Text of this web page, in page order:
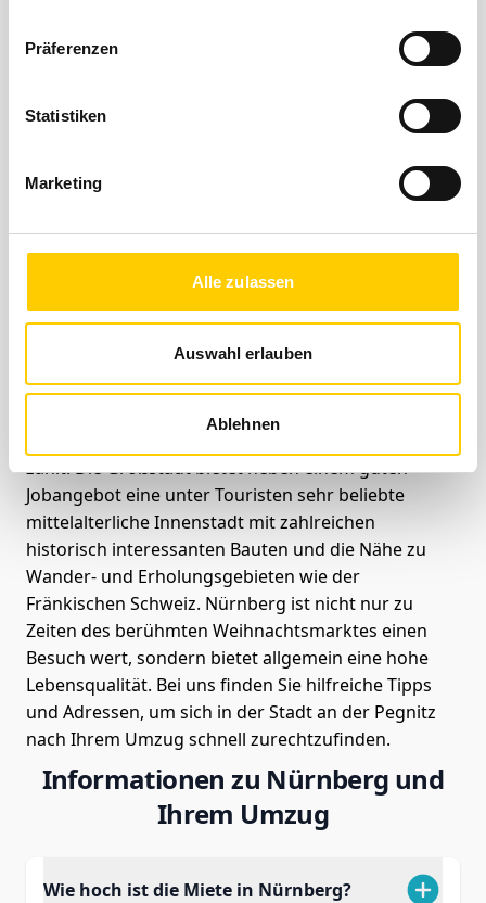
Präferenzen
Statistiken
Marketing
Alle zulassen
Auswahl erlauben
Ablehnen
-------------
-------------
Nürnberg - Köln -------------
Umzug nach Nürnberg
Nürnberg ist mit rund 500.000 Einwohnern das
Zentrum der gleichnamigen Metropolregion, die zu
zählt. Die Großstadt bietet neben einem guten
Jobangebot eine unter Touristen sehr beliebte
mittelalterliche Innenstadt mit zahlreichen
historisch interessanten Bauten und die Nähe zu
Wander- und Erholungsgebieten wie der
Fränkischen Schweiz. Nürnberg ist nicht nur zu
Zeiten des berühmten Weihnachtsmarktes einen
Besuch wert, sondern bietet allgemein eine hohe
Lebensqualität. Bei uns finden Sie hilfreiche Tipps
und Adressen, um sich in der Stadt an der Pegnitz
nach Ihrem Umzug schnell zurechtzufinden.
Informationen zu Nürnberg und
Ihrem Umzug
Wie hoch ist die Miete in Nürnberg?